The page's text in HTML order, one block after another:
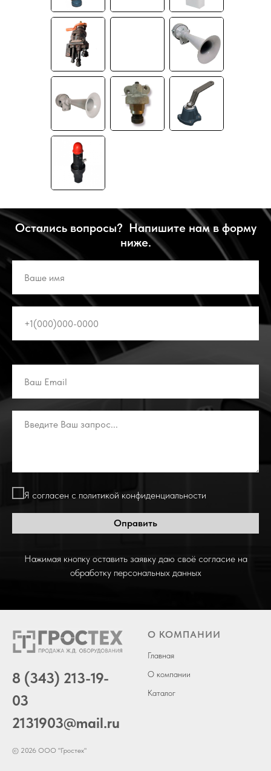
Остались вопросы? Напишите нам в форму
ниже.
Я согласен с политикой конфиденциальности
Оправить
Нажимая кнопку оставить заявку даю своё согласие на
обработку персональных данных
8 (343) 213-19-
03
2131903@mail.ru
© 2026 ООО "Гростех"
О КОМПАНИИ
Главная
О компании
Каталог